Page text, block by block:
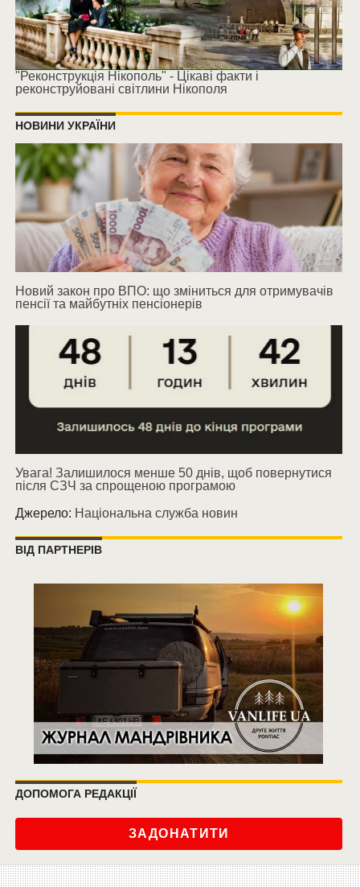
"Реконструкція Нікополь" - Цікаві факти і
реконструйовані світлини Нікополя
НОВИНИ УКРАЇНИ
Новий закон про ВПО: що зміниться для отримувачів
пенсії та майбутніх пенсіонерів
Увага! Залишилося менше 50 днів, щоб повернутися
після СЗЧ за спрощеною програмою
Джерело: Національна служба новин
ВІД ПАРТНЕРІВ
ДОПОМОГА РЕДАКЦІЇ
ЗАДОНАТИТИ